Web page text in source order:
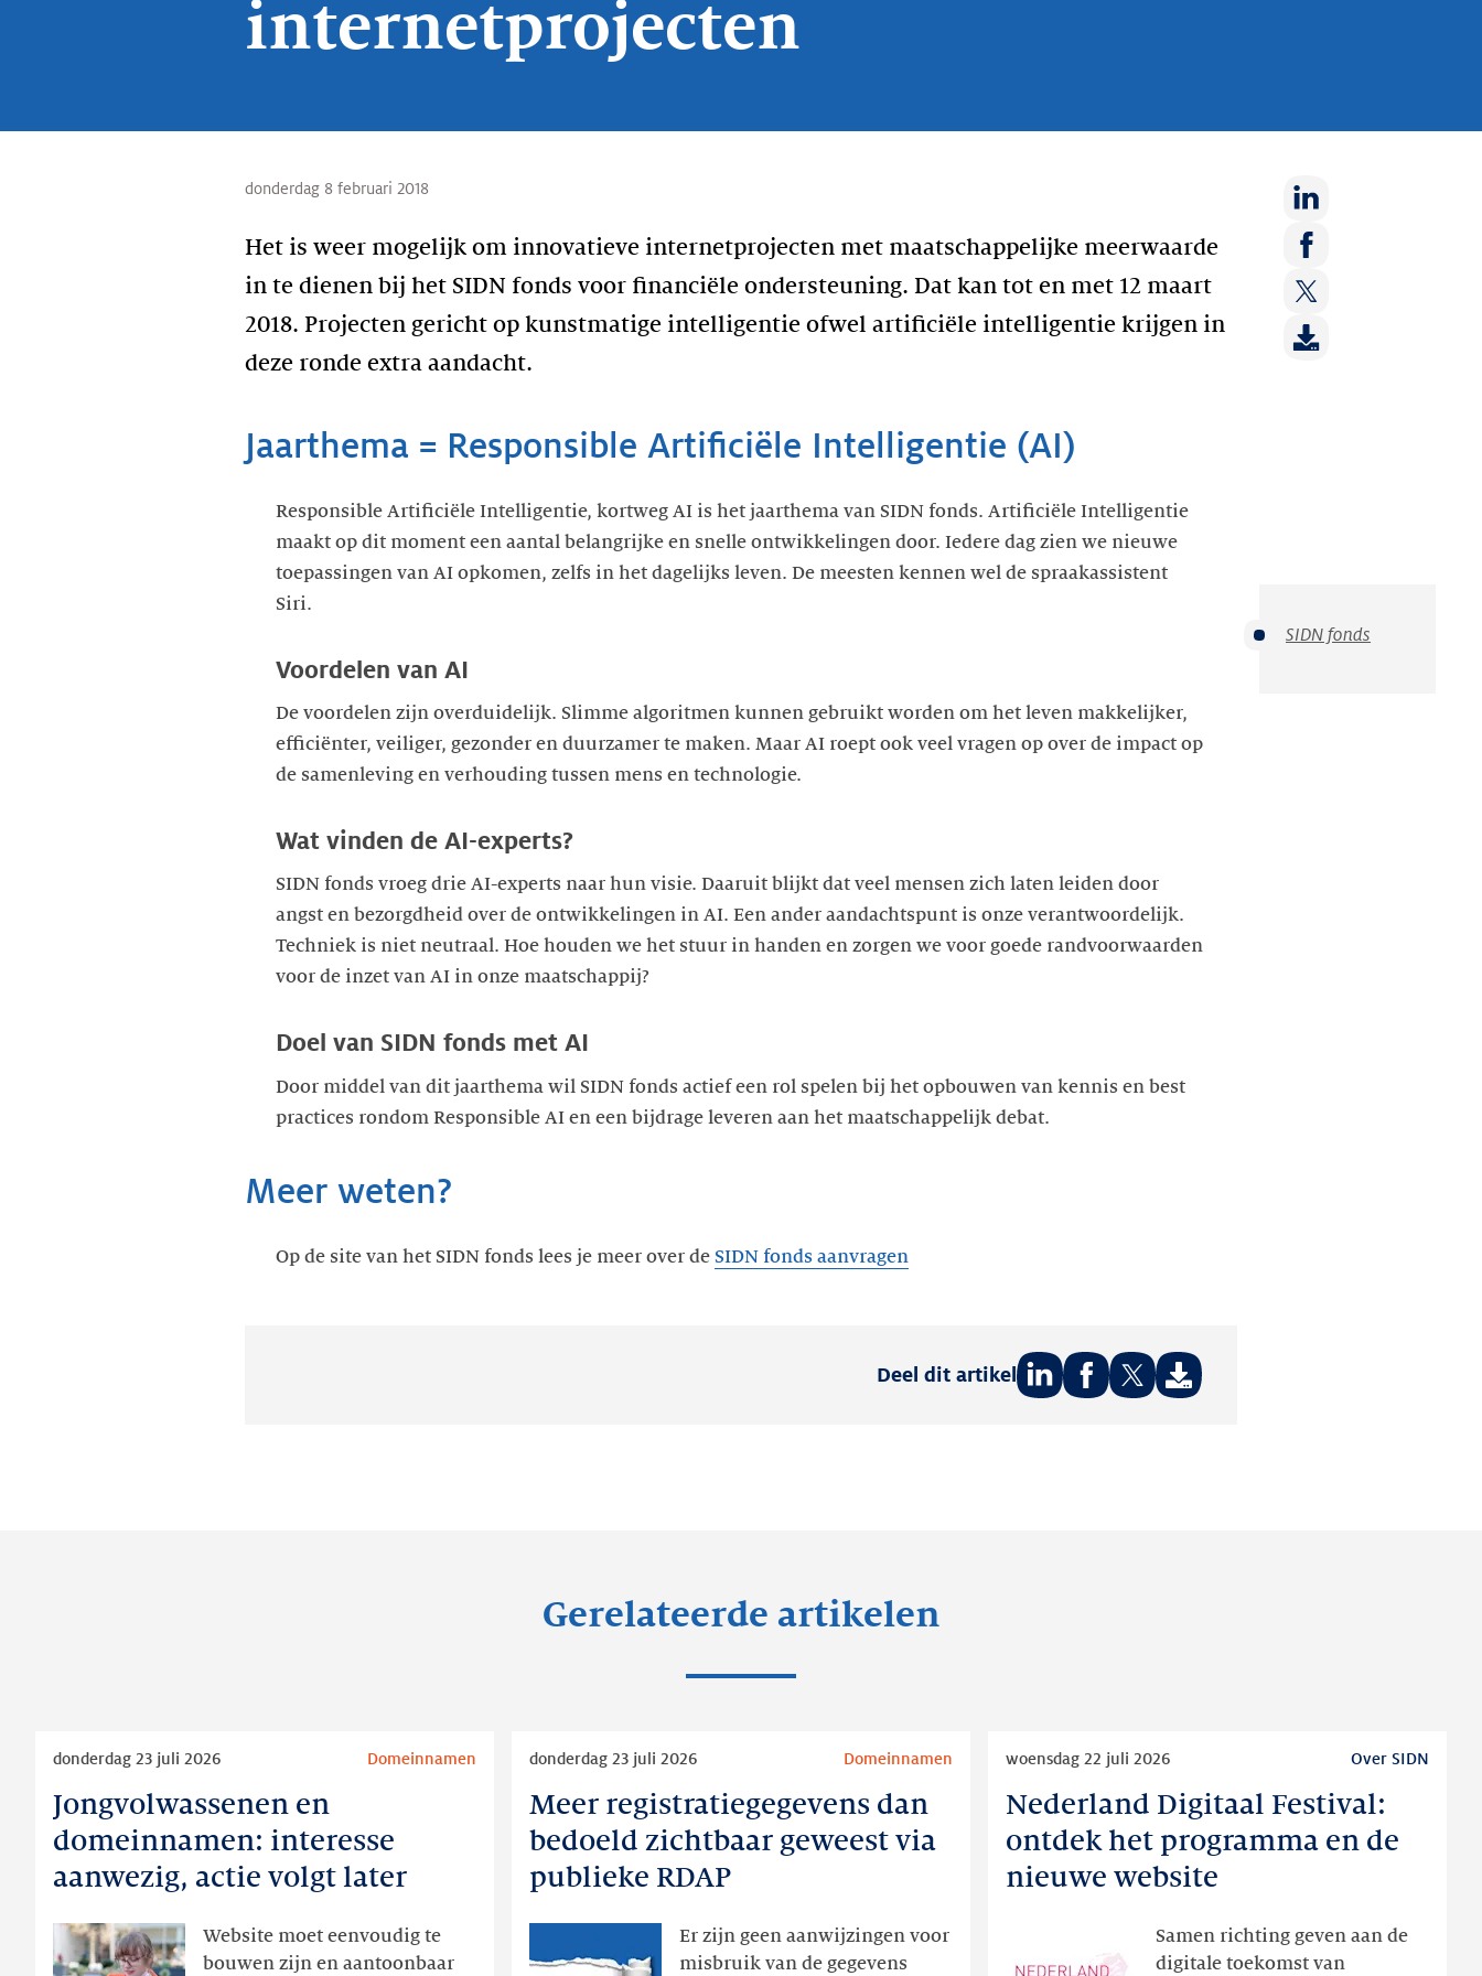
internetprojecten
donderdag 8 februari 2018
Het is weer mogelijk om innovatieve internetprojecten met maatschappelijke meerwaarde
in te dienen bij het SIDN fonds voor financiële ondersteuning. Dat kan tot en met 12 maart
2018. Projecten gericht op kunstmatige intelligentie ofwel artificiële intelligentie krijgen in
deze ronde extra aandacht.
Deel
op:
LinkedIn
Deel
Facebook
Deel
op:
Jaarthema = Responsible Artificiële Intelligentie (AI)
SIDN fonds
Responsible Artificiële Intelligentie, kortweg AI is het jaarthema van SIDN fonds. Artificiële Intelligentie
maakt op dit moment een aantal belangrijke en snelle ontwikkelingen door. Iedere dag zien we nieuwe
toepassingen van AI opkomen, zelfs in het dagelijks leven. De meesten kennen wel de spraakassistent
Siri.
Voordelen van AI
De voordelen zijn overduidelijk. Slimme algoritmen kunnen gebruikt worden om het leven makkelijker,
efficiënter, veiliger, gezonder en duurzamer te maken. Maar AI roept ook veel vragen op over de impact op
de samenleving en verhouding tussen mens en technologie.
Wat vinden de AI-experts?
SIDN fonds vroeg drie AI-experts naar hun visie. Daaruit blijkt dat veel mensen zich laten leiden door
angst en bezorgdheid over de ontwikkelingen in AI. Een ander aandachtspunt is onze verantwoordelijk.
Techniek is niet neutraal. Hoe houden we het stuur in handen en zorgen we voor goede randvoorwaarden
voor de inzet van AI in onze maatschappij?
Doel van SIDN fonds met AI
Door middel van dit jaarthema wil SIDN fonds actief een rol spelen bij het opbouwen van kennis en best
practices rondom Responsible AI en een bijdrage leveren aan het maatschappelijk debat.
Meer weten?
Op de site van het SIDN fonds lees je meer over de SIDN fonds aanvragen
Deel dit artikel
Gerelateerde artikelen
Jongvolwassenen en
domeinnamen: interesse
aanwezig, actie volgt later
donderdag 23 juli 2026 Domeinnamen
Website moet eenvoudig te
bouwen zijn en aantoonbaar
Jongvolwassenen
domeinnamen:
interesse
volgt
Meer registratiegegevens dan
bedoeld zichtbaar geweest via
publieke RDAP
donderdag 23 juli 2026 Domeinnamen
Er zijn geen aanwijzingen voor
misbruik van de gegevens
Meer
registratiegegevens
dan
bedoeld
via
Nederland Digitaal Festival:
ontdek het programma en de
nieuwe website
woensdag 22 juli 2026 Over SIDN
Samen richting geven aan de
digitale toekomst van
Nederland
Festival:
ontdek